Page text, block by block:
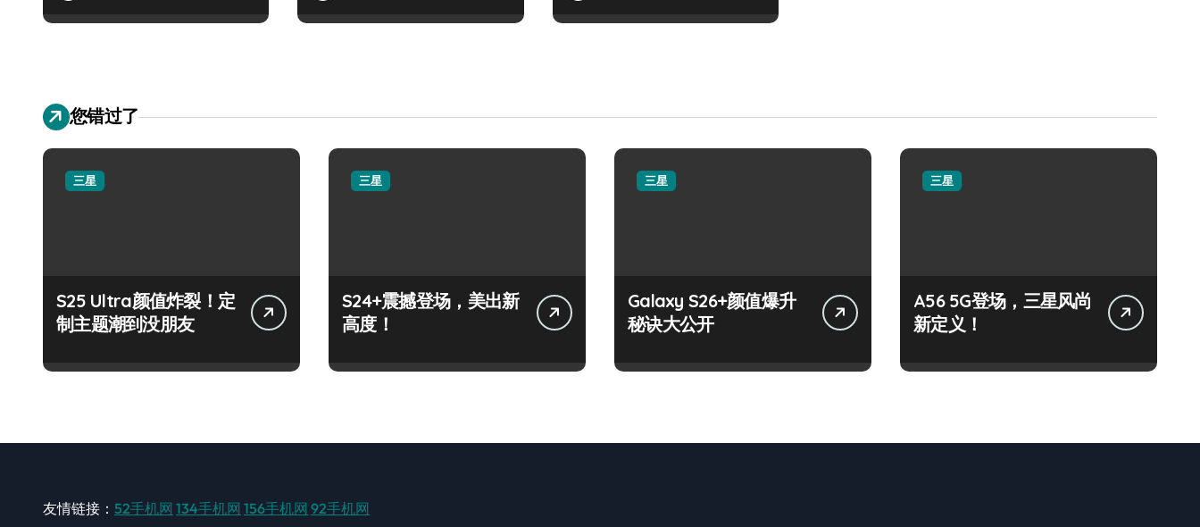
您错过了
三星
S25 Ultra颜值炸裂！定
制主题潮到没朋友
三星
S24+震撼登场，美出新
高度！
三星
Galaxy S26+颜值爆升
秘诀大公开
三星
A56 5G登场，三星风尚
新定义！
友情链接： 52手机网 134手机网 156手机网 92手机网